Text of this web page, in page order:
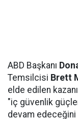
ABD Başkanı
Temsilcisi Brett
elde edilen
"iç güvenlik
devam